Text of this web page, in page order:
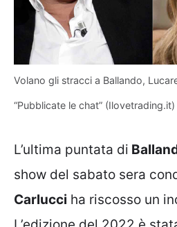
Volano gli stracci a Ballando,
“Pubblicate le chat” (Ilovetrading.it)
L’ultima puntata di
show del sabato sera
Carlucci ha riscosso un